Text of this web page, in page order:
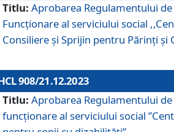
Titlu: Aprobarea Regulamentului
Funcționare al serviciului social
Consiliere şi Sprijin pentru Părinţi şi
908/21.12.2023
Titlu: Aprobarea Regulamentului
funcţionare al serviciului social